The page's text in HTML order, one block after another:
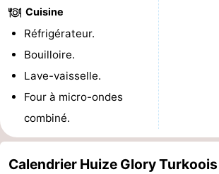
Médicales
Région
Septentrionale
Cuisine
Réfrigérateur.
Bouilloire.
Lave-vaisselle.
Four à micro-ondes
combiné.
Calendrier Huize Glory Turkoois